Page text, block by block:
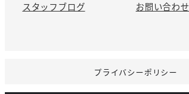
スタッフブログ
お問い合わせ
プライバシーポリシー